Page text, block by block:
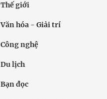
Thế giới
Văn hóa - Giải trí
Công nghệ
Du lịch
Bạn đọc